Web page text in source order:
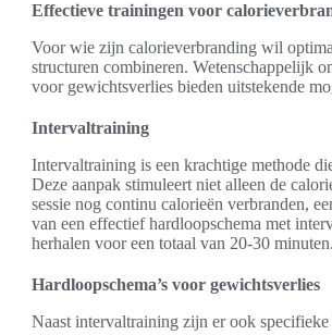
Effectieve trainingen voor
Voor wie zijn calorieverbranding wil
structuren combineren. Wetenschappelijk
voor gewichtsverlies bieden uitstekende
Intervaltraining
Intervaltraining is een krachtige methode
Deze aanpak stimuleert niet alleen de
sessie nog continu calorieën verbranden,
van een effectief hardloopschema met
herhalen voor een totaal van 20-30 minuten.
Hardloopschema’s voor gewichtsverlies
Naast intervaltraining zijn er ook